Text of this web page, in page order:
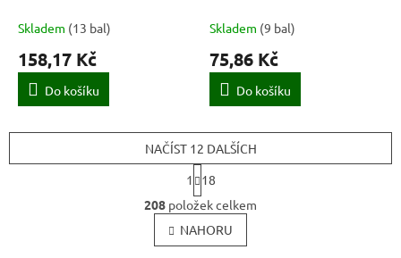
Skladem (13 bal)
158,17 Kč
Do košíku
Skladem (9 bal)
75,86 Kč
Do košíku
O
v
l
á
NAČÍST 12 DALŠÍCH
S
t
r
á
n
k
1
18
208 položek celkem
NAHORU